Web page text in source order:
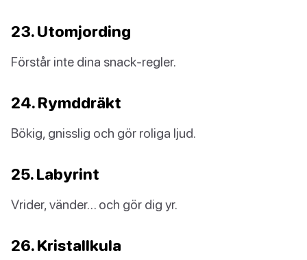
23. Utomjording
Förstår inte dina snack-regler.
24. Rymddräkt
Bökig, gnisslig och gör roliga ljud.
25. Labyrint
Vrider, vänder… och gör dig yr.
26. Kristallkula